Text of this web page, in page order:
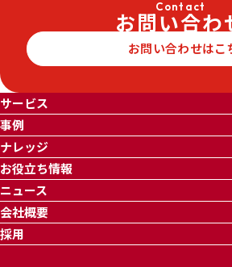
Contact
お問い合わ
お問い合わせはこ
サービス
事例
ナレッジ
お役立ち情報
ニュース
会社概要
採用